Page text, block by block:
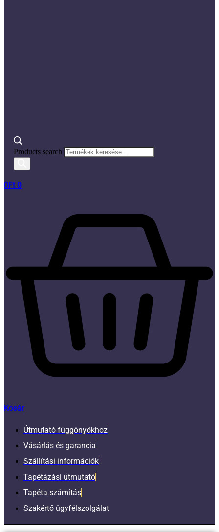
Products search
0Ft 0
Kosár
Útmutató függönyökhoz
Vásárlás és garancia
Szállítási információk
Tapétázási útmutató
Tapéta számítás
Szakértő ügyfélszolgálat